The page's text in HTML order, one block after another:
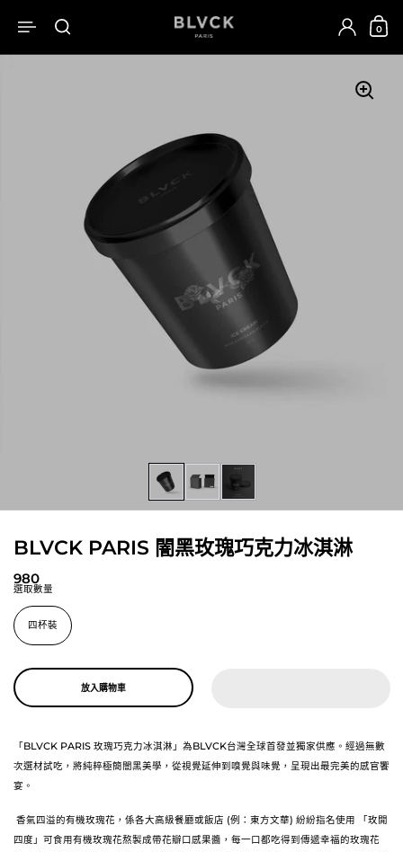
開啟選單開啟搜尋 開啟
0
BLVCK PARIS 闇黑玫瑰巧克力冰淇淋
980
選取數量
四杯裝
放入購物車
「BLVCK PARIS 玫瑰巧克力冰淇淋」為BLVCK台灣全球首發並獨家供應。經過無數
次選材試吃，將純粹極簡闇黑美學，從視覺延伸到嗅覺與味覺，呈現出最完美的感官饗
宴。
香氣四溢的有機玫瑰花，係各大高級餐廳或飯店 (例：東方文華) 紛紛指名使用 「玫開
四度」可食用有機玫瑰花熬製成帶花瓣口感果醬，每一口都吃得到傳遞幸福的玫瑰花